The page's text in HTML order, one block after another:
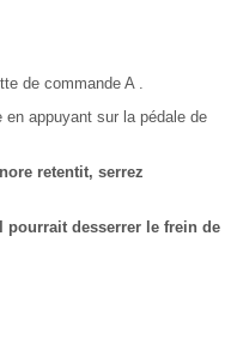
de commande A .
appuyant sur la pédale de
retentit, serrez
pourrait desserrer le frein de